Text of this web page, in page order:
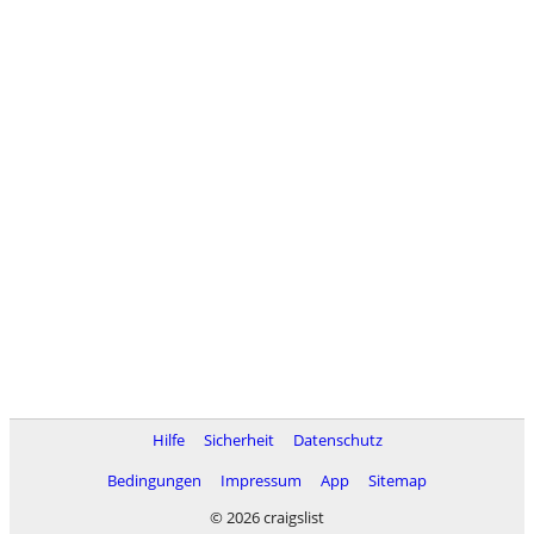
Hilfe Sicherheit
Datenschutz
Bedingungen
Impressum App
Sitemap
© 2026 craigslist